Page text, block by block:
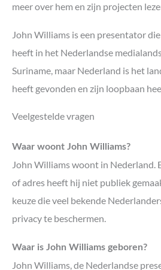
meer over hem en zijn projecten
John Williams is een presentator
heeft in het Nederlandse
Suriname, maar Nederland is het
heeft gevonden en zijn loopbaan
Veelgestelde vragen
Waar woont John Williams?
John Williams woont in Nederland.
of adres heeft hij niet publiek
keuze die veel bekende
privacy te beschermen.
Waar is John Williams geboren?
John Williams, de Nederlandse